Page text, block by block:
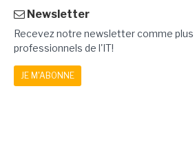
Newsletter
Recevez notre newsletter comme
professionnels de l'IT!
JE M'ABONNE